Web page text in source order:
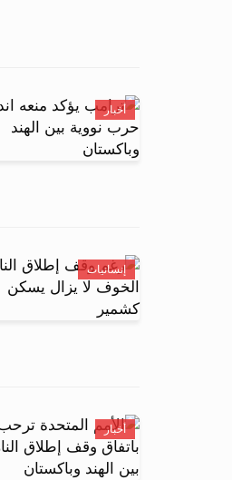
أخبار
إنسانيات
أخبار